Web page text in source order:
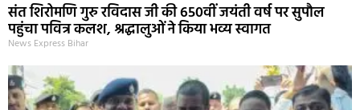
संत शिरोमणि गुरु रविदास जी की 650वीं जयंती वर्ष पर सुपौल
पहुंचा पवित्र कलश, श्रद्धालुओं ने किया भव्य स्वागत
News Express Bihar